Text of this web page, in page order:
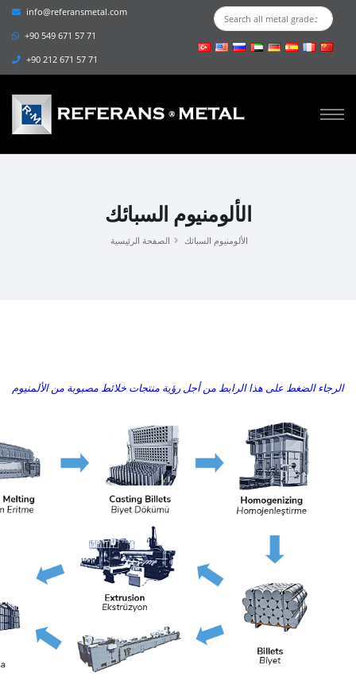
info@referansmetal.com
+90 549 671 57 71
+90 212 671 57 71
الألومنيوم السبائك
الصفحة الرئيسية الألومنيوم السبائك
الرجاء الضغط على هذا الرابط من أجل رؤية منتجات خلائط مصبوبة من الألمنيوم